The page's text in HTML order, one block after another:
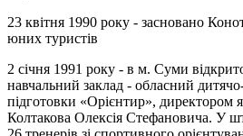
23 квітня 1990 року - засновано
юних туристів
2 січня 1991 року - в м. Суми
навчальний заклад - обласний
підготовки «Орієнтир», директором
Колтакова Олексія Стефановича. У